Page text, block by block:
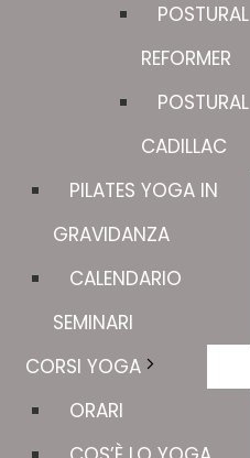
POSTURAL
REFORMER
POSTURAL
CADILLAC
PILATES YOGA IN
GRAVIDANZA
CALENDARIO
SEMINARI
CORSI YOGA
ORARI